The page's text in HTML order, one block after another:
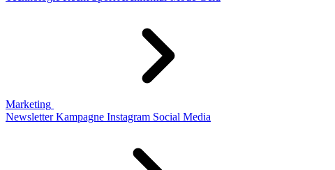
Marketing
Newsletter Kampagne Instagram Social Media